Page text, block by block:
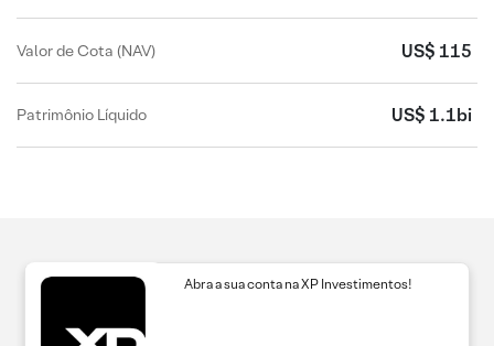
Valor de Cota (NAV) US$ 115
Patrimônio Líquido US$ 1.1bi
Abra a sua conta na XP Investimentos!